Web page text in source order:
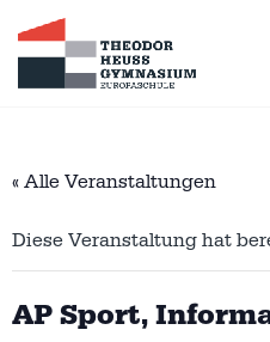
« Alle Veranstaltungen
Diese Veranstaltung hat
AP Sport,